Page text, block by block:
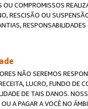
COMPROMISSOS
RESCISÃO OU
NÃO SEREMOS
LUCRO, FUNDO
DE TAIS DANOS.
A PAGAR A VOCÊ NO